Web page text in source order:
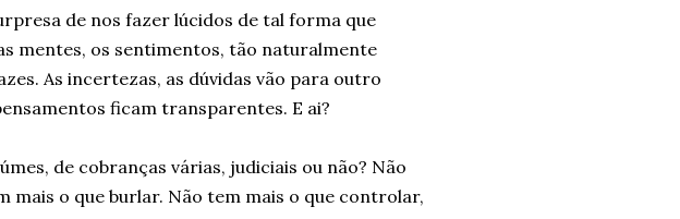
de nos fazer lúcidos de tal forma que
mentes, os sentimentos, tão naturalmente
As incertezas, as dúvidas vão para outro
ficam transparentes. E ai?
de cobranças várias, judiciais ou não? Não
mais o que burlar. Não tem mais o que controlar,